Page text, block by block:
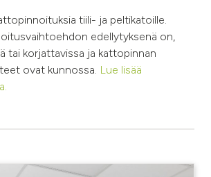
tiili- ja peltikatoille.
edellytyksenä on,
tai korjattavissa ja kattopinnan
ovat kunnossa. Lue lisää